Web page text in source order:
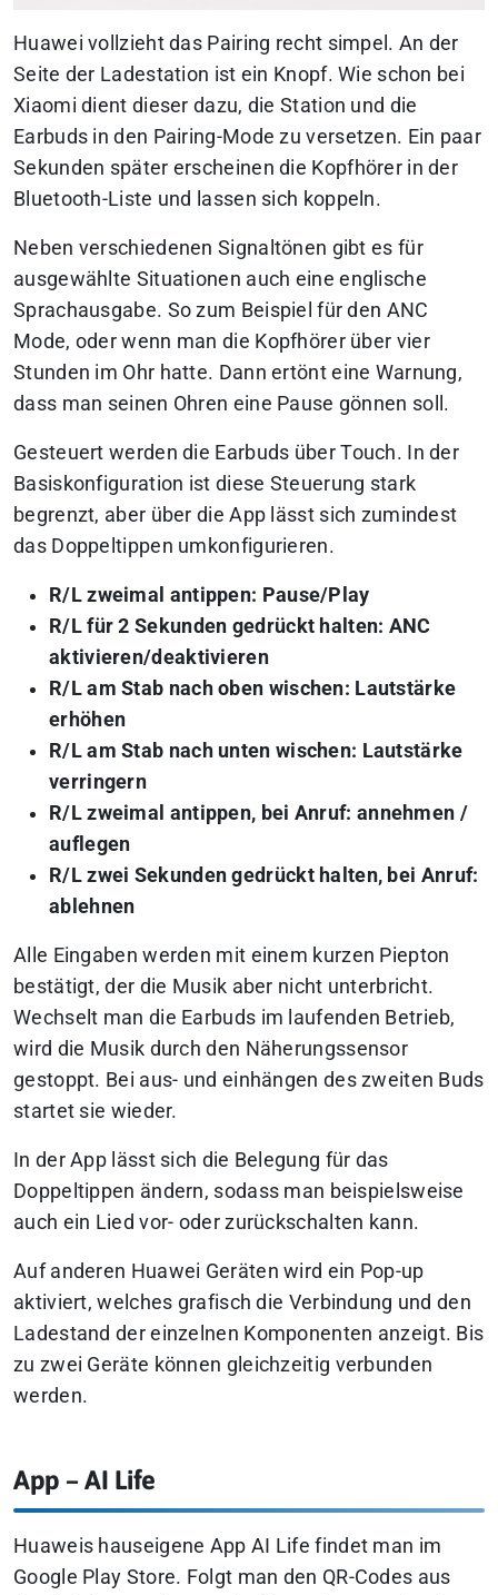
Huawei vollzieht das Pairing recht simpel. An der
Seite der Ladestation ist ein Knopf. Wie schon bei
Xiaomi dient dieser dazu, die Station und die
Earbuds in den Pairing-Mode zu versetzen. Ein paar
Sekunden später erscheinen die Kopfhörer in der
Bluetooth-Liste und lassen sich koppeln.
Neben verschiedenen Signaltönen gibt es für
ausgewählte Situationen auch eine englische
Sprachausgabe. So zum Beispiel für den ANC
Mode, oder wenn man die Kopfhörer über vier
Stunden im Ohr hatte. Dann ertönt eine Warnung,
dass man seinen Ohren eine Pause gönnen soll.
Gesteuert werden die Earbuds über Touch. In der
Basiskonfiguration ist diese Steuerung stark
begrenzt, aber über die App lässt sich zumindest
das Doppeltippen umkonfigurieren.
R/L zweimal antippen: Pause/Play
R/L für 2 Sekunden gedrückt halten: ANC
aktivieren/deaktivieren
R/L am Stab nach oben wischen: Lautstärke
erhöhen
R/L am Stab nach unten wischen: Lautstärke
verringern
R/L zweimal antippen, bei Anruf: annehmen /
auflegen
R/L zwei Sekunden gedrückt halten, bei Anruf:
ablehnen
Alle Eingaben werden mit einem kurzen Piepton
bestätigt, der die Musik aber nicht unterbricht.
Wechselt man die Earbuds im laufenden Betrieb,
wird die Musik durch den Näherungssensor
gestoppt. Bei aus- und einhängen des zweiten Buds
startet sie wieder.
In der App lässt sich die Belegung für das
Doppeltippen ändern, sodass man beispielsweise
auch ein Lied vor- oder zurückschalten kann.
Auf anderen Huawei Geräten wird ein Pop-up
aktiviert, welches grafisch die Verbindung und den
Ladestand der einzelnen Komponenten anzeigt. Bis
zu zwei Geräte können gleichzeitig verbunden
werden.
App – AI Life
Huaweis hauseigene App AI Life findet man im
Google Play Store. Folgt man den QR-Codes aus